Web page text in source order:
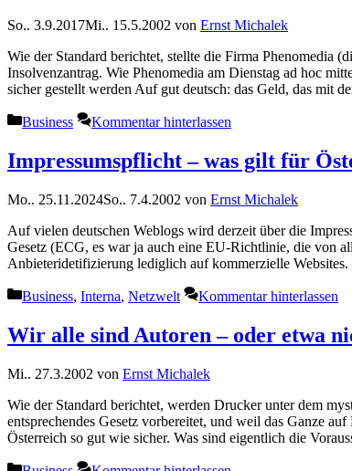
So.. 3.9.2017Mi.. 15.5.2002 von Ernst Michalek
Wie der Standard berichtet, stellte die Firma Phenomedia
Insolvenzantrag. Wie Phenomedia am Dienstag ad hoc
sicher gestellt werden Auf gut deutsch: das Geld, das mit
Kategorien
Business Kommentar hinterlassen
Impressumspflicht – was gilt für
Mo.. 25.11.2024So.. 7.4.2002 von Ernst Michalek
Auf vielen deutschen Weblogs wird derzeit über die
Gesetz (ECG, es war ja auch eine EU-Richtlinie, die von
Anbieteridetifizierung lediglich auf kommerzielle
Kategorien
Business, Interna, Netzwelt Kommentar hinterlassen
Wir alle sind Autoren – oder etwa
Mi.. 27.3.2002 von Ernst Michalek
Wie der Standard berichtet, werden Drucker unter dem
entsprechendes Gesetz vorbereitet, und weil das Ganze
Österreich so gut wie sicher. Was sind eigentlich die
Kategorien